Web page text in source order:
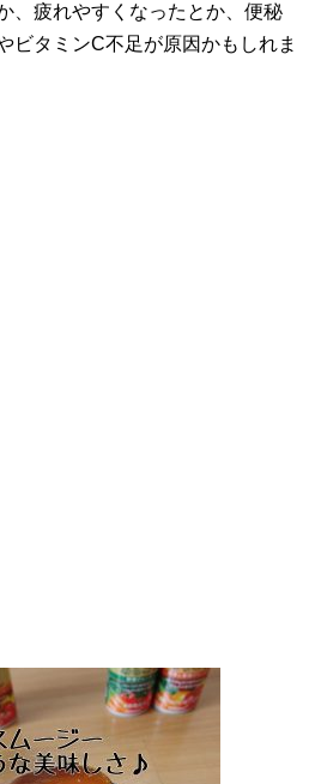
、疲れやすくなったとか、便秘
ビタミンC不足が原因かもしれま